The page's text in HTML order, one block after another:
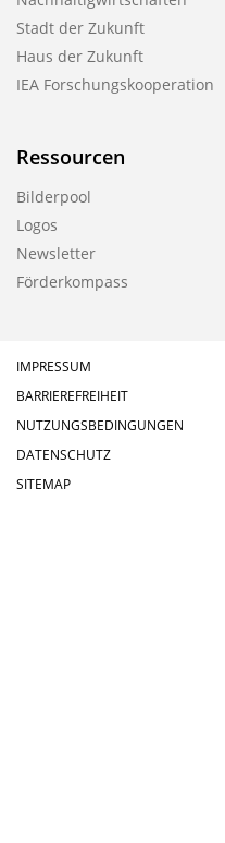
Stadt der Zukunft
Haus der Zukunft
IEA Forschungskooperation
Ressourcen
Bilderpool
Logos
Newsletter
Förderkompass
IMPRESSUM
BARRIEREFREIHEIT
NUTZUNGSBEDINGUNGEN
DATENSCHUTZ
SITEMAP